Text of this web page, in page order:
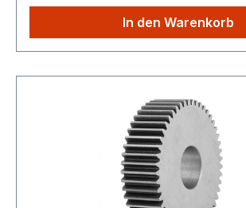
einmalig die höheren Versandkosten.
In den Warenkorb